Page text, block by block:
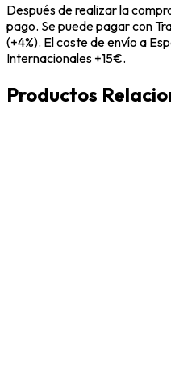
Después de realizar la
pago. Se puede pagar con
(+4%). El coste de envío a
Internacionales +15€.
Productos